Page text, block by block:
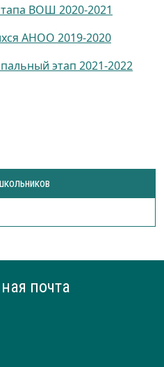
ВОШ 2020-2021
АНОО 2019-2020
этап 2021-2022
почта